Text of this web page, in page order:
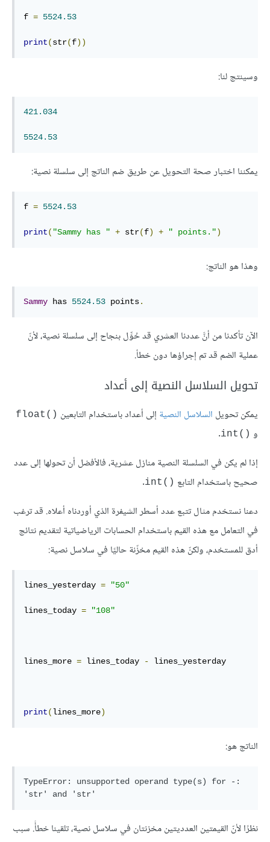
f = 5524.53
print(str(f))
وسينتج لنا:
421.034
5524.53
يمكننا اختبار صحة التحويل عن طريق ضم الناتج إلى سلسلة نصية:
f = 5524.53
print( "Sammy has " + str(f) + " points.")
وهذا هو الناتج:
Sammy has 5524.53 points.
الآن تأكدنا من أنَّ عددنا العشري قد حُوِّل بنجاح إلى سلسلة نصية، لأنّ
عملية الضم قد تم إجراؤها دون خطأ.
تحويل السلاسل النصية إلى أعداد
يمكن تحويل السلاسل النصية إلى أعداد باستخدام التابعين float()
و int()
إذا لم يكن في السلسلة النصية منازل عشرية، فالأفضل أن تحولها إلى عدد
صحيح باستخدام التابع int()
دعنا نستخدم مثال تتبع عدد أسطر الشيفرة الذي أوردناه أعلاه. قد ترغب
في التعامل مع هذه القيم باستخدام الحسابات الرياضياتية لتقديم نتائج
أدق للمستخدم، ولكنّ هذه القيم مخزّنة حاليًا في سلاسل نصية:
lines_yesterday = "50"
lines_today = "108"
lines_more = lines_today - lines_yesterday
print(lines_more)
الناتج هو:
TypeError: unsupported operand type(s) for -:
'str' and 'str'
نظرًا لأنّ القيمتين العدديتين مخزنتان في سلاسل نصية، تلقينا خطأً. سبب